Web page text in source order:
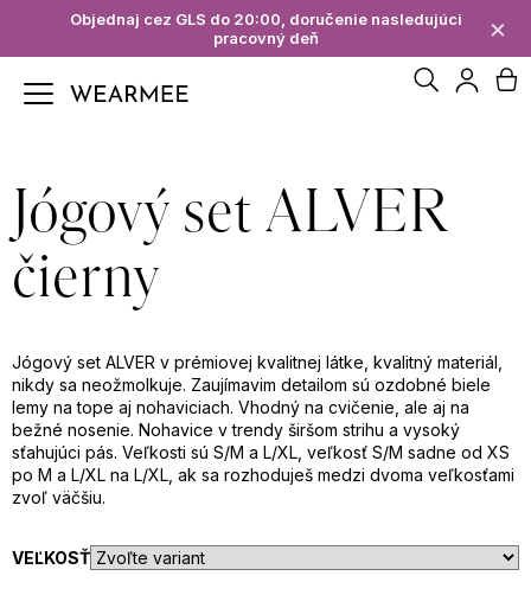
Objednaj cez GLS do 20:00, doručenie nasledujúci
pracovný deň
×
Hľadať
Jógový set ALVER
čierny
Jógový set ALVER v prémiovej kvalitnej látke, kvalitný materiál,
nikdy sa neožmolkuje. Zaujímavim detailom sú ozdobné biele
lemy na tope aj nohaviciach. Vhodný na cvičenie, ale aj na
bežné nosenie. Nohavice v trendy širšom strihu a vysoký
sťahujúci pás. Veľkosti sú S/M a L/XL, veľkosť S/M sadne od XS
po M a L/XL na L/XL, ak sa rozhoduješ medzi dvoma veľkosťami
zvoľ väčšiu.
VEĽKOSŤ
k
Späť
Späť
p
o
t
r
e
u